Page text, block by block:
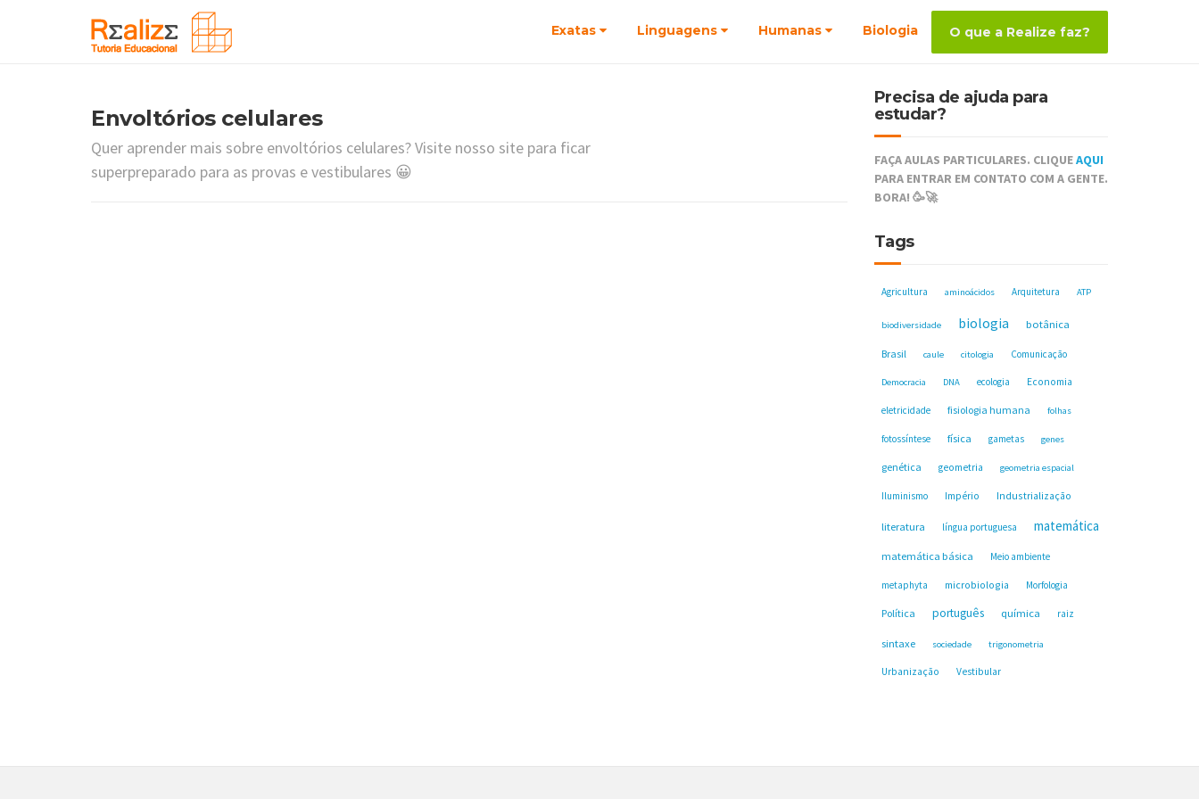
Exatas Linguagens Humanas Biologia O que a Realize faz?
Envoltórios celulares
Quer aprender mais sobre envoltórios celulares? Visite nosso site para ficar
superpreparado para as provas e vestibulares 😀
Precisa de ajuda para
estudar?
FAÇA AULAS PARTICULARES. CLIQUEAQUI
PARA ENTRAR EM CONTATO COM A GENTE.
BORA! 🥳🚀
Tags
Agricultura aminoácidos Arquitetura ATP
biodiversidade biologia botânica
Brasil caule citologia Comunicação
Democracia DNA ecologia Economia
eletricidade fisiologia humana folhas
fotossíntese física gametas genes
genética geometria geometria espacial
Iluminismo Império Industrialização
literatura língua portuguesa matemática
matemática básica Meio ambiente
metaphyta microbiologia Morfologia
Política português química raiz
sintaxe sociedade trigonometria
Urbanização Vestibular